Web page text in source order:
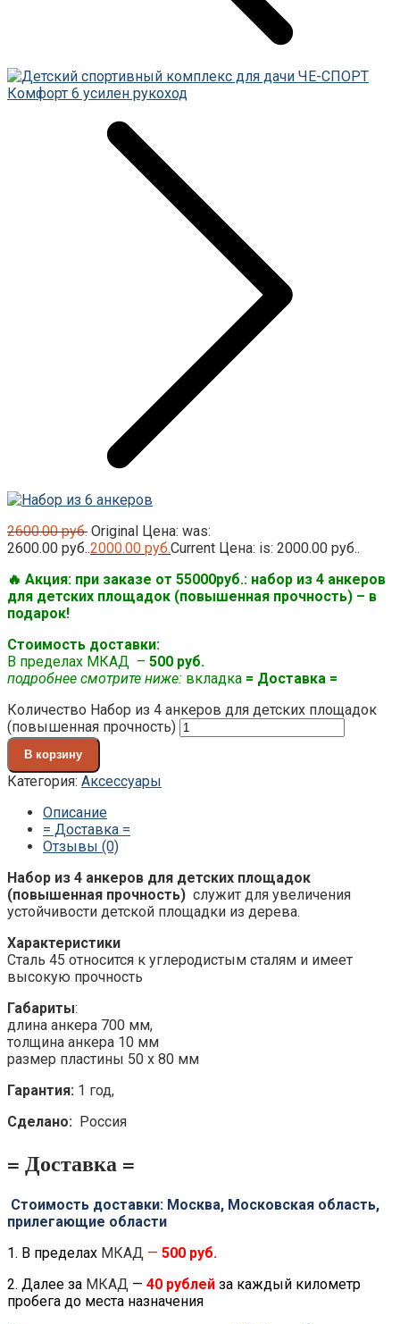
2600.00руб. Original Цена: was:
2600.00 руб..2000.00 руб.Current Цена: is: 2000.00 руб..
🔥 Акция: при заказе от 55000руб.: набор из 4 анкеров
для детских площадок (повышенная прочность) – в
подарок!
Стоимость доставки:
В пределах МКАД – 500 руб.
подробнее смотрите ниже: вкладка = Доставка =
Количество Набор из 4 анкеров для детских площадок
(повышенная прочность)
В корзину
Категория: Аксессуары
Описание
= Доставка =
Отзывы (0)
Набор из 4 анкеров для детских площадок
(повышенная прочность) служит для увеличения
устойчивости детской площадки из дерева.
Характеристики
Сталь 45 относится к углеродистым сталям и имеет
высокую прочность
Габариты:
длина анкера 700 мм,
толщина анкера 10 мм
размер пластины 50 х 80 мм
Гарантия: 1 год,
Сделано: Россия
= Доставка =
Стоимость доставки: Москва, Московская область,
прилегающие области
1. В пределах МКАД — 500 руб.
2. Далее за МКАД — 40 рублей за каждый километр
пробега до места назначения